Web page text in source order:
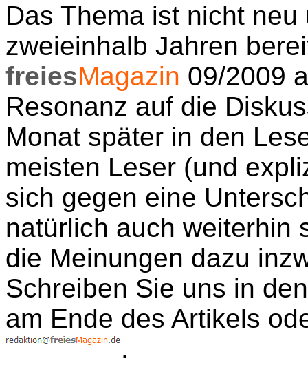
Das Thema ist nicht
zweieinhalb Jahren
freiesMagazin 09/2009
Resonanz auf die
Monat später in den
meisten Leser (und
sich gegen eine
natürlich auch weiterhin
die Meinungen dazu
Schreiben Sie uns in
am Ende des Artikels
.